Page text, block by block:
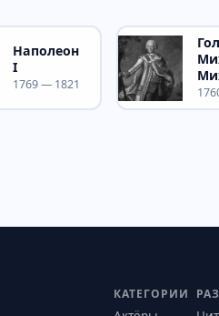
Наполеон
I
1769 — 1821
КАТЕГОРИИ